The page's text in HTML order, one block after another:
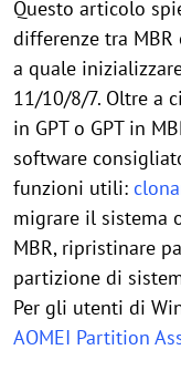
Questo articolo
differenze tra MBR
a quale
11/10/8/7. Oltre a
in GPT o GPT in
software
funzioni utili:
migrare il sistema
MBR, ripristinare
partizione di
Per gli utenti di
AOMEI Partition